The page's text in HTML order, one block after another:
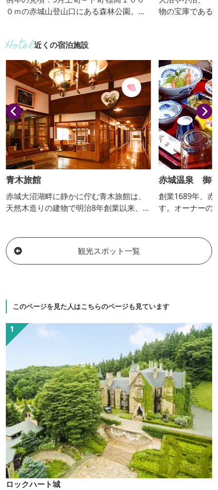
０ｍの赤城山登山口にある森林公園。ロ
東屋があります。木立に囲まれた園内に
は鳥居川の清流があり、ヤマメやイワナ
釣りが楽しめるほか、豊かな自然の中
で、バーベキュー、ハイキングなど自然
を１００％満喫することができる。
物の宝庫である
美しい子供を授
近くの宿泊施設
青木旅館
赤城大沼湖畔に静かに佇む青木旅館は、
天然木造りの建物で明治8年創業以来、赤
赤城温泉 御
創業1689年、
す。オーナーの
の温泉が楽しめ
観光スポット一覧
このページを見た人はこちらのページも見ています
ロックハート城